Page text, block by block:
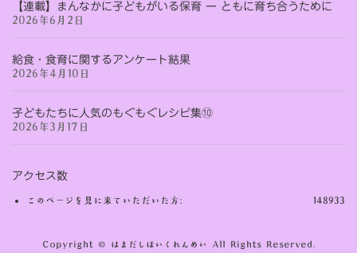
【連載】まんなかに子どもがいる保育 ー ともに育ち合うために
2026年6月2日
給食・食育に関するアンケート結果
2026年4月10日
子どもたちに人気のもぐもぐレシピ集⑩
2026年3月17日
アクセス数
148933
このページを見に来ていただいた方:
Copyright © はまだしほいくれんめい All Rights Reserved.